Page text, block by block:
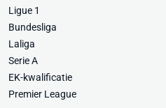
Ligue 1
Bundesliga
Laliga
Serie A
EK-kwalificatie
Premier League